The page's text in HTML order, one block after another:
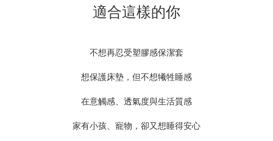
適合這樣的你
不想再忍受塑膠感保潔套
想保護床墊，但不想犧牲睡感
在意觸感、透氣度與生活質感
家有小孩、寵物，卻又想睡得安心